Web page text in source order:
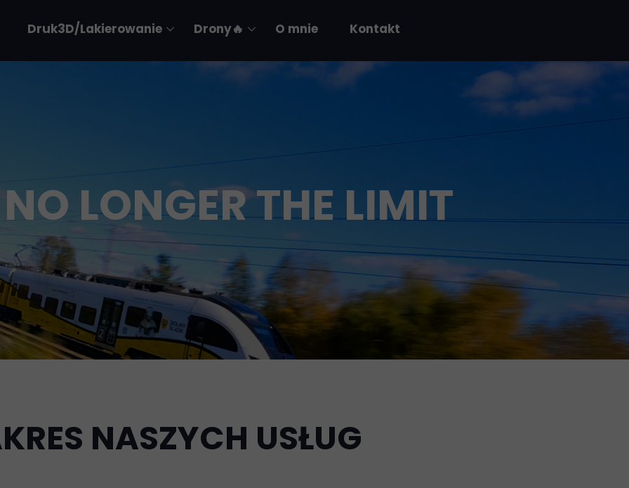
Druk3D/Lakierowanie
Technologia
Drony🔥
Portfolio
O mnie Kontakt
LONGER THE LIMIT
NASZYCH USŁUG